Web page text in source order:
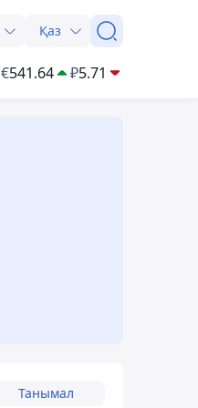
Қаз
€541.64 ₽5.71
Танымал